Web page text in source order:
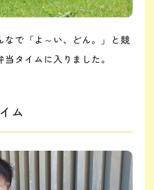
で「よ～い、どん。」と競
タイムに入りました。
ム